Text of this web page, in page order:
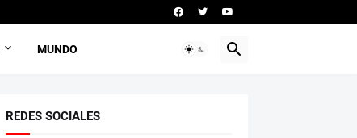
MUNDO
REDES SOCIALES